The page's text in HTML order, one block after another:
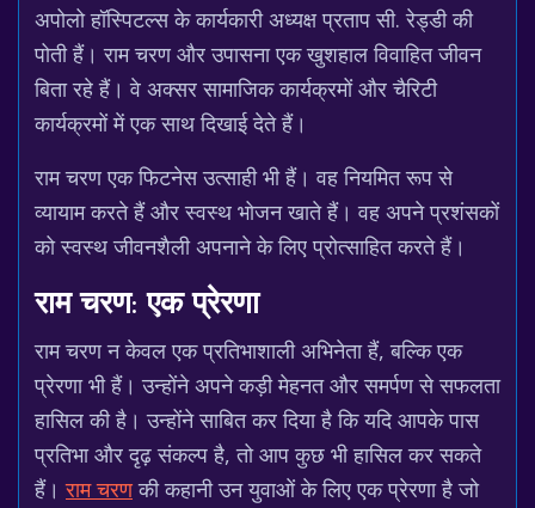
अपोलो हॉस्पिटल्स के कार्यकारी अध्यक्ष प्रताप सी. रेड्डी की
पोती हैं। राम चरण और उपासना एक खुशहाल विवाहित जीवन
बिता रहे हैं। वे अक्सर सामाजिक कार्यक्रमों और चैरिटी
कार्यक्रमों में एक साथ दिखाई देते हैं।
राम चरण एक फिटनेस उत्साही भी हैं। वह नियमित रूप से
व्यायाम करते हैं और स्वस्थ भोजन खाते हैं। वह अपने प्रशंसकों
को स्वस्थ जीवनशैली अपनाने के लिए प्रोत्साहित करते हैं।
राम चरण: एक प्रेरणा
राम चरण न केवल एक प्रतिभाशाली अभिनेता हैं, बल्कि एक
प्रेरणा भी हैं। उन्होंने अपने कड़ी मेहनत और समर्पण से सफलता
हासिल की है। उन्होंने साबित कर दिया है कि यदि आपके पास
प्रतिभा और दृढ़ संकल्प है, तो आप कुछ भी हासिल कर सकते
हैं।राम चरणकी कहानी उन युवाओं के लिए एक प्रेरणा है जो